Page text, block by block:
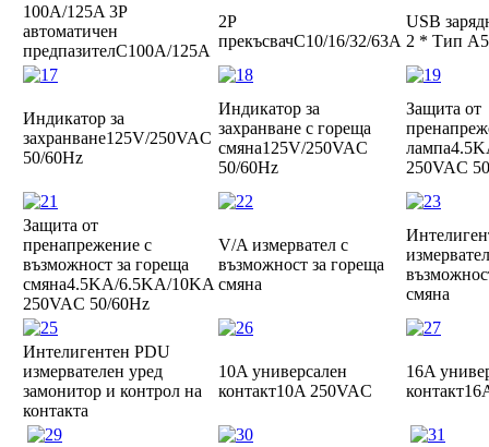
100A/125A 3P
автоматичен
предпазителC100A/125A
2P
прекъсвачC10/16/32/63A
USB
2 * Тип A
Индикатор за
захранване125V/250VAC
50/60Hz
Индикатор за
захранване с гореща
смяна125V/250VAC
50/60Hz
Защита от
лампа
250VAC
Защита от
пренапрежение с
възможност за гореща
смяна4.5KA/6.5KA/10KA
250VAC 50/60Hz
V/A измервател с
възможност за гореща
смяна
смяна
Интелигентен PDU
измервателен уред
замонитор и контрол на
контакта
10A универсален
контакт10A 250VAC
16A
контакт